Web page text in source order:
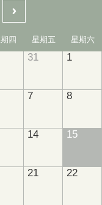
四 星期五 星期六
31 1
7 8
14 15
21 22